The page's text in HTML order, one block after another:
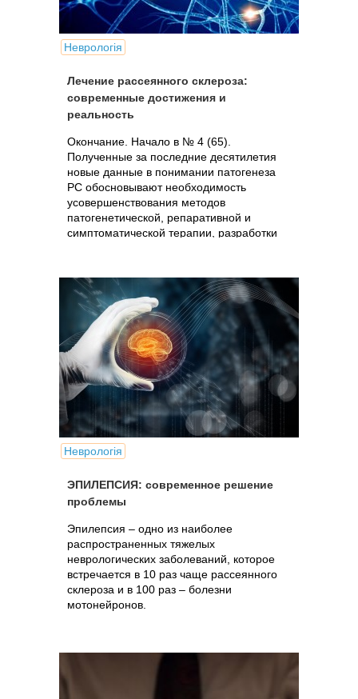
Неврологія
Лечение рассеянного склероза:
современные достижения и
реальность
Окончание. Начало в № 4 (65).
Полученные за последние десятилетия
новые данные в понимании патогенеза
РС обосновывают необходимость
усовершенствования методов
патогенетической, репаративной и
симптоматической терапии, разработки
Неврологія
ЭПИЛЕПСИЯ: современное решение
проблемы
Эпилепсия – одно из наиболее
распространенных тяжелых
неврологических заболеваний, которое
встречается в 10 раз чаще рассеянного
склероза и в 100 раз – болезни
мотонейронов.